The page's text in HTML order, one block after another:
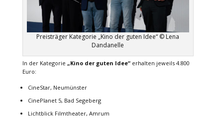
Preisträger Kategorie „Kino der guten Idee“ © Lena
Dandanelle
In der Kategorie „Kino der guten Idee“erhalten jeweils 4.800
Euro:
CineStar, Neumünster
CinePlanet 5, Bad Segeberg
Lichtblick Filmtheater, Amrum